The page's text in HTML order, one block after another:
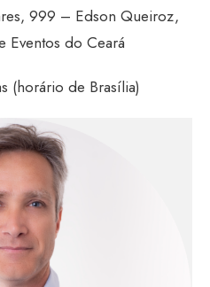
999 – Edson Queiroz,
Eventos do Ceará
(horário de Brasília)